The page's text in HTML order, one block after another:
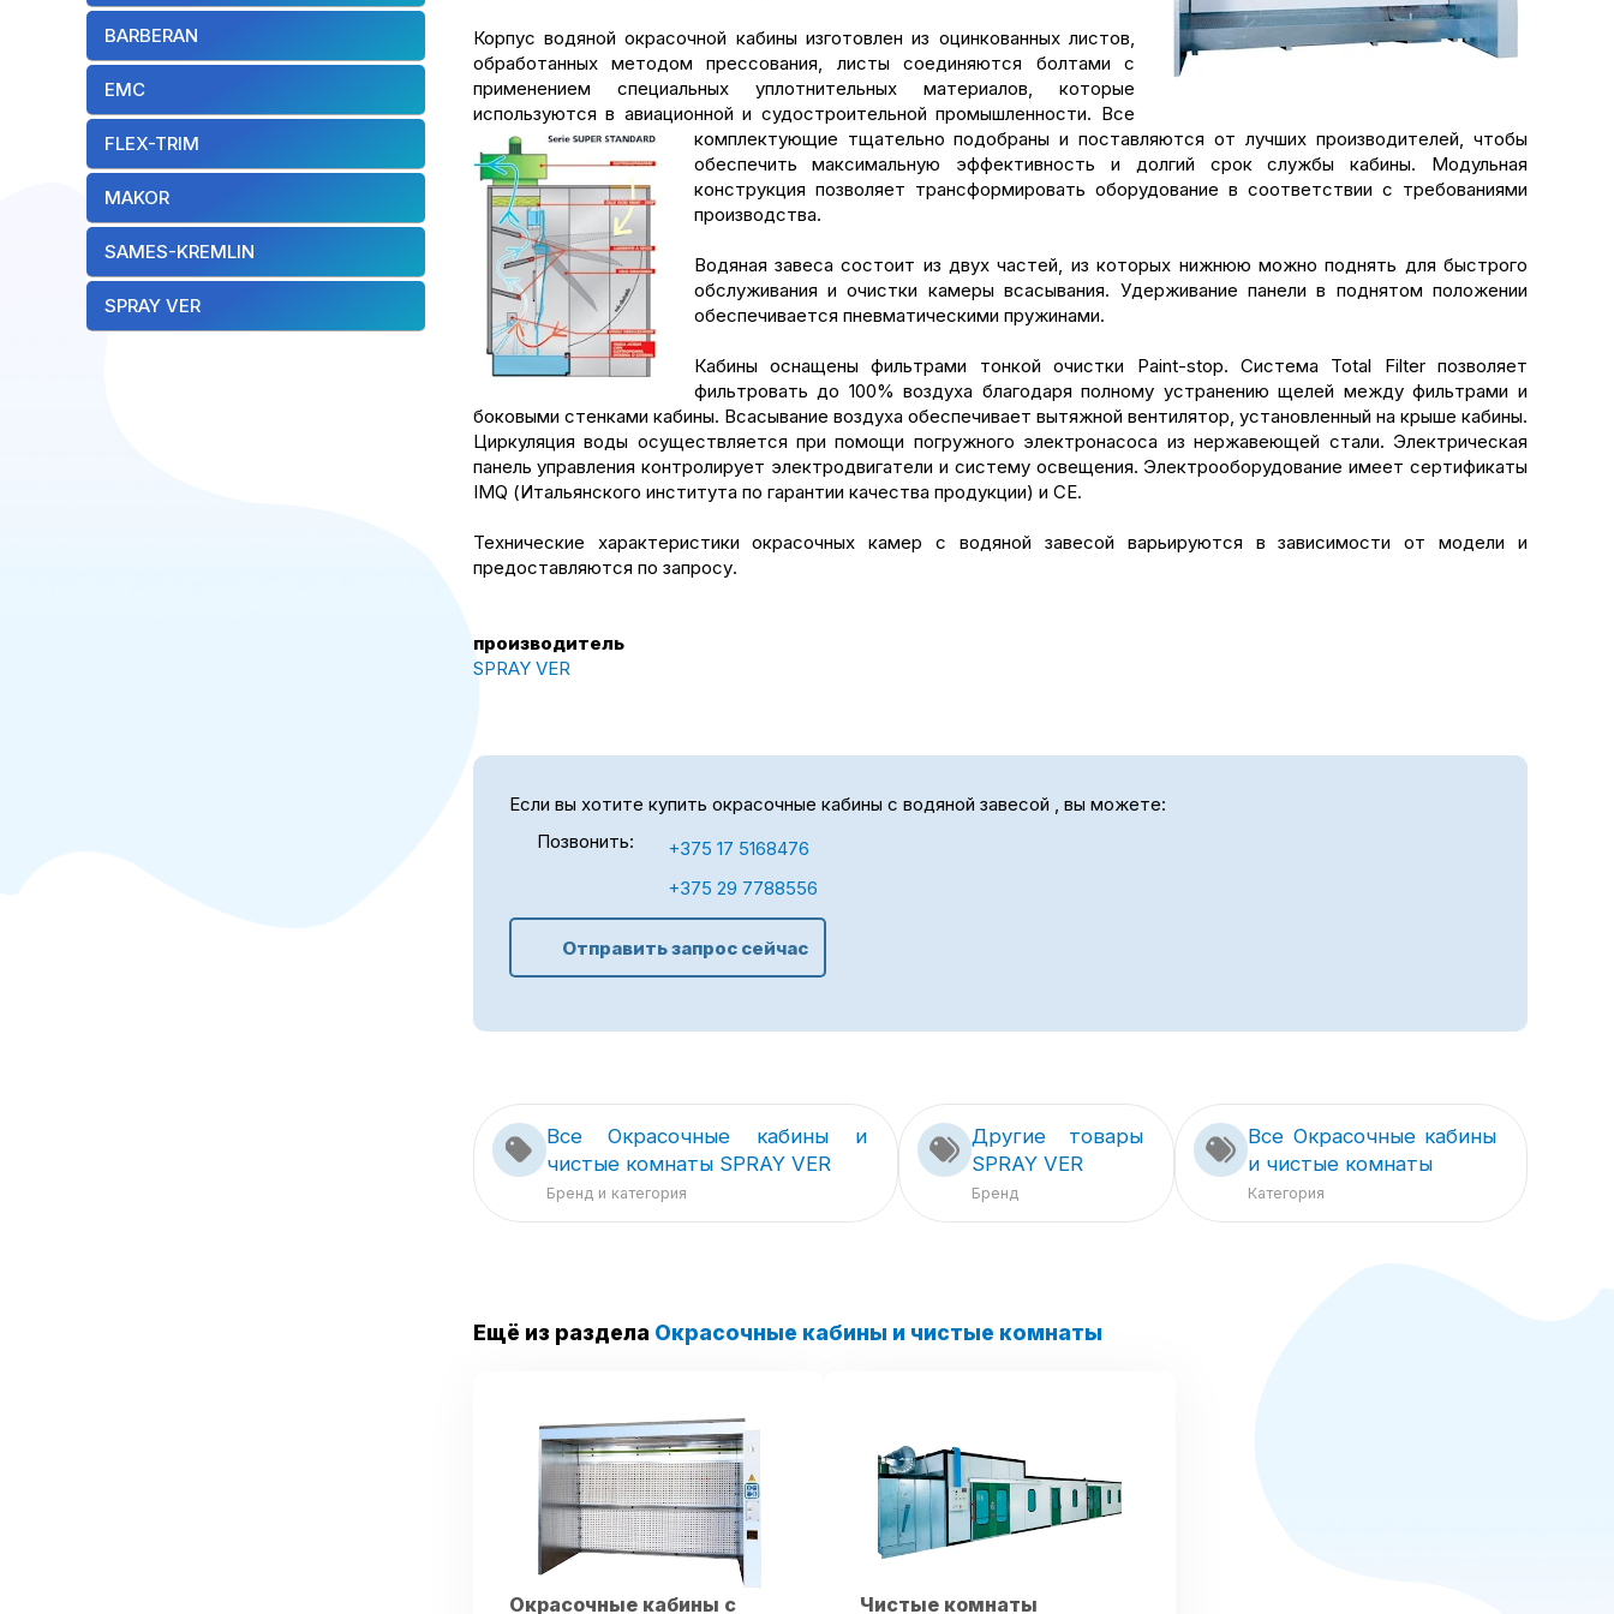
BARBERAN
EMC
FLEX-TRIM
MAKOR
SAMES-KREMLIN
SPRAY VER
Корпус водяной окрасочной кабины изготовлен из оцинкованных листов,
обработанных методом прессования, листы соединяются болтами с
применением специальных уплотнительных материалов, которые
используются в авиационной и судостроительной промышленности. Все
комплектующие тщательно подобраны ипоставляются от лучших производителей, чтобы
обеспечить максимальную эффективность и долгий срок службы кабины. Модульная
конструкция позволяет трансформировать оборудование в соответствии с требованиями
производства.
Водяная завеса состоит из двух частей, из которых нижнюю можно поднять для быстрого
обслуживания и очистки камеры всасывания. Удерживание панели в поднятом положении
обеспечивается пневматическими пружинами.
Кабины оснащены фильтрами тонкой очистки Paint-stop. Система Total Filter позволяет
фильтровать до 100% воздуха благодаря полному устранению щелей между фильтрами и
боковыми стенками кабины. Всасывание воздуха обеспечивает вытяжной вентилятор, установленный на крыше кабины.
Циркуляция воды осуществляется при помощи погружного электронасоса из нержавеющей стали. Электрическая
панель управления контролирует электродвигатели и систему освещения. Электрооборудование имеет сертификаты
IMQ (Итальянского института по гарантии качества продукции) и СЕ.
Технические характеристики окрасочных камер с водяной завесой варьируются в зависимости от модели и
предоставляются по запросу.
производитель
SPRAY VER
Если вы хотите купить окрасочные кабины с водяной завесой , вы можете:
Позвонить:
+375 17 5168476
+375 29 7788556
Отправить запрос сейчас
Все Окрасочные кабины и
чистые комнаты SPRAY VER
Бренд и категория
Другие товары
SPRAY VER
Бренд
Все Окрасочные кабины
и чистые комнаты
Категория
Ещё из раздела Окрасочные кабины и чистые комнаты
Окрасочные кабины с
Чистые комнаты